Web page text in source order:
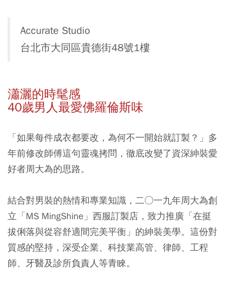
Accurate Studio
台北市大同區貴德街48號1樓
瀟灑的時髦感
40歲男人最愛佛羅倫斯味
「如果每件成衣都要改，為何不一開始就訂製？」多
年前修改師傅這句靈魂拷問，徹底改變了資深紳裝愛
好者周大為的思路。
結合對男裝的熱情和專業知識，二○一九年周大為創
立「MS MingShine」西服訂製店，致力推廣「在挺
拔俐落與從容舒適間完美平衡」的紳裝美學。這份對
質感的堅持，深受企業、科技業高管、律師、工程
師、牙醫及診所負責人等青睞。